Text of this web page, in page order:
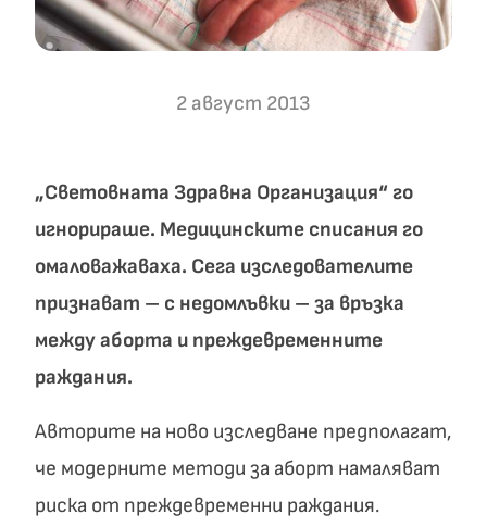
2 август 2013
„Световната Здравна Организация“ го
игнорираше. Медицинските списания го
омаловажаваха. Сега изследователите
признават – с недомлъвки – за връзка
между аборта и преждевременните
раждания.
Авторите на ново изследване предполагат,
че модерните методи за аборт намаляват
риска от преждевременни раждания.